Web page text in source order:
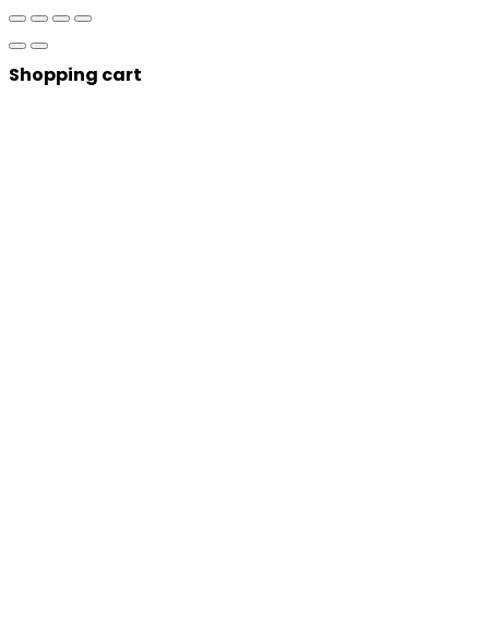
Shopping cart